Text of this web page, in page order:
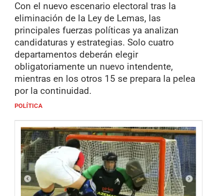
Con el nuevo escenario electoral tras la
eliminación de la Ley de Lemas, las
principales fuerzas políticas ya analizan
candidaturas y estrategias. Solo cuatro
departamentos deberán elegir
obligatoriamente un nuevo intendente,
mientras en los otros 15 se prepara la pelea
por la continuidad.
POLÍTICA